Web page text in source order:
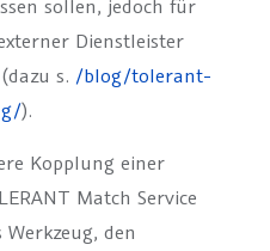
sollen, jedoch für
Dienstleister
s. /blog/tolerant-
).
Kopplung einer
Match Service
den